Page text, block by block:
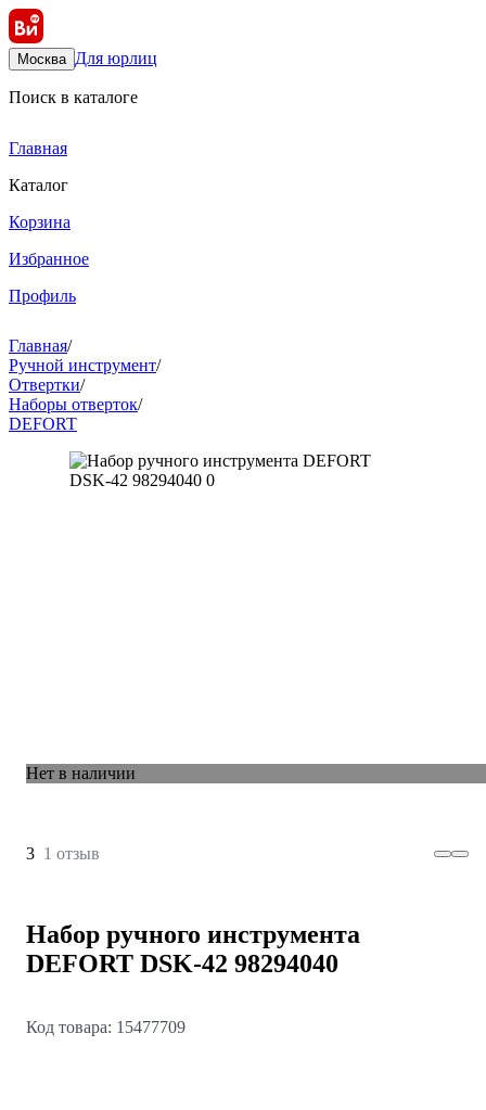
Москва Для юрлиц
Поиск в каталоге
Главная
Каталог
Корзина
Избранное
Профиль
Главная/
Ручной инструмент/
Отвертки/
Наборы отверток/
DEFORT
Нет в наличии
3 1 отзыв
Набор ручного инструмента
DEFORT DSK-42 98294040
Код товара: 15477709